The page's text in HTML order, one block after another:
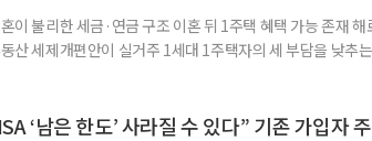
이 불리한 세금·연금 구조 이혼 뒤 1주택 혜택 가능 존재
산 세제개편안이 실거주 1세대 1주택자의 세 부담을 낮추
각자 집 한 채씩을 보유하면 한 세대가 두 채를 가진 것으로
‘남은 한도’ 사라질 수 있다” 기존 가입자